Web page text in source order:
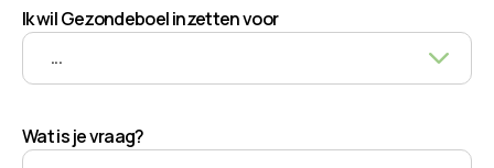
Ik wil Gezondeboel inzetten voor
Wat is je vraag?